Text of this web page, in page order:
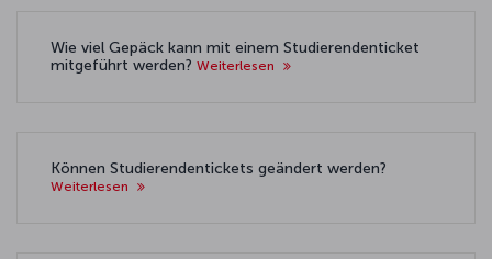
Wie viel Gepäck kann mit einem Studierendenticket
mitgeführt werden? Weiterlesen
Können Studierendentickets geändert werden?
Weiterlesen